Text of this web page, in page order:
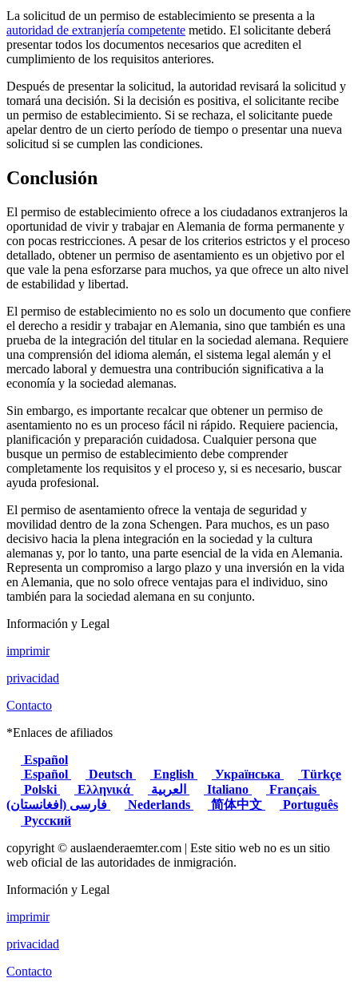
La solicitud de un permiso de establecimiento se presenta a la
autoridad de extranjería competente metido. El solicitante deberá
presentar todos los documentos necesarios que acrediten el
cumplimiento de los requisitos anteriores.
Después de presentar la solicitud, la autoridad revisará la solicitud y
tomará una decisión. Si la decisión es positiva, el solicitante recibe
un permiso de establecimiento. Si se rechaza, el solicitante puede
apelar dentro de un cierto período de tiempo o presentar una nueva
solicitud si se cumplen las condiciones.
Conclusión
El permiso de establecimiento ofrece a los ciudadanos extranjeros la
oportunidad de vivir y trabajar en Alemania de forma permanente y
con pocas restricciones. A pesar de los criterios estrictos y el proceso
detallado, obtener un permiso de asentamiento es un objetivo por el
que vale la pena esforzarse para muchos, ya que ofrece un alto nivel
de estabilidad y libertad.
El permiso de establecimiento no es solo un documento que confiere
el derecho a residir y trabajar en Alemania, sino que también es una
prueba de la integración del titular en la sociedad alemana. Requiere
una comprensión del idioma alemán, el sistema legal alemán y el
mercado laboral y demuestra una contribución significativa a la
economía y la sociedad alemanas.
Sin embargo, es importante recalcar que obtener un permiso de
asentamiento no es un proceso fácil ni rápido. Requiere paciencia,
planificación y preparación cuidadosa. Cualquier persona que
busque un permiso de establecimiento debe comprender
completamente los requisitos y el proceso y, si es necesario, buscar
ayuda profesional.
El permiso de asentamiento ofrece la ventaja de seguridad y
movilidad dentro de la zona Schengen. Para muchos, es un paso
decisivo hacia la plena integración en la sociedad y la cultura
alemanas y, por lo tanto, una parte esencial de la vida en Alemania.
Representa un compromiso a largo plazo y una inversión en la vida
en Alemania, que no solo ofrece ventajas para el individuo, sino
también para la sociedad alemana en su conjunto.
Información y Legal
imprimir
privacidad
Contacto
*Enlaces de afiliados
Español
Español
Deutsch English Українська
Türkçe
Polski
Ελληνικά Italiano
Français
Nederlands 简体中文
Português
Русский
copyright © auslaenderaemter.com | Este sitio web no es un sitio
web oficial de las autoridades de inmigración.
Información y Legal
imprimir
privacidad
Contacto